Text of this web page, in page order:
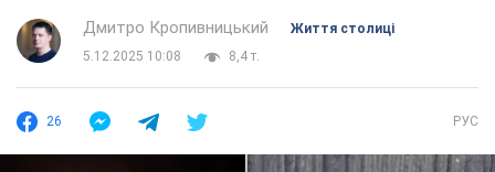
Дмитро Кропивницький
Життя столиці
5.12.2025 10:08
8,4 т.
26 РУС